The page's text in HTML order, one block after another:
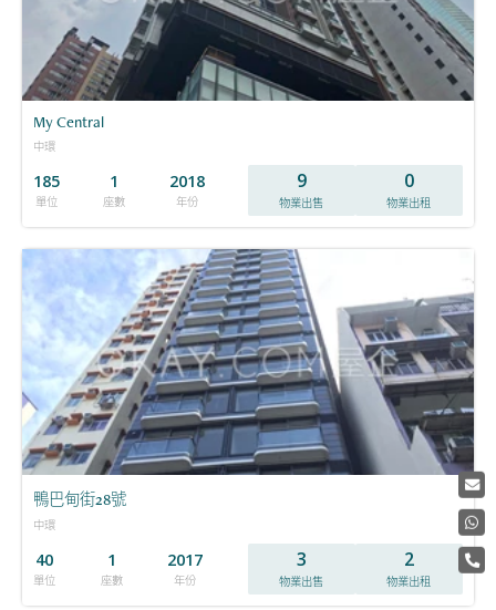
My Central
中環
185
單位
1
座數
2018
年份
9
物業出售
0
物業出租
鴨巴甸街28號
中環
40
單位
1
座數
2017
年份
3
物業出售
2
物業出租